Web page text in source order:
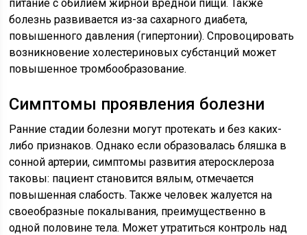
питание с обилием жирной вредной пищи. Также
болезнь развивается из-за сахарного диабета,
повышенного давления (гипертонии). Спровоцировать
возникновение холестериновых субстанций может
повышенное тромбообразование.
Симптомы проявления болезни
Ранние стадии болезни могут протекать и без каких-
либо признаков. Однако если образовалась бляшка в
сонной артерии, симптомы развития атеросклероза
таковы: пациент становится вялым, отмечается
повышенная слабость. Также человек жалуется на
своеобразные покалывания, преимущественно в
одной половине тела. Может утратиться контроль над